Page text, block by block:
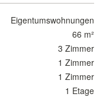
Eigentumswohnungen
66 m²
3 Zimmer
1 Zimmer
1 Zimmer
1 Etage